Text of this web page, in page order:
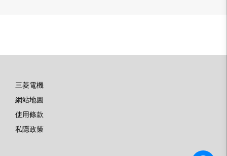
底
部
選
三菱電機
網站地圖
使用條款
私隱政策